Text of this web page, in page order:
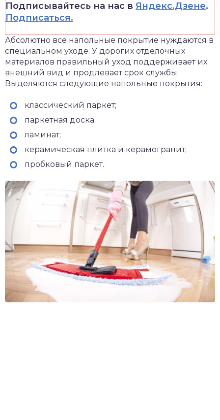
Подписывайтесь на нас в Яндекс.Дзене.
Подписаться.
Абсолютно все напольные покрытие нуждаются в
специальном уходе. У дорогих отделочных
материалов правильный уход поддерживает их
внешний вид и продлевает срок службы.
Выделяются следующие напольные покрытия:
классический паркет;
паркетная доска;
ламинат;
керамическая плитка и керамогранит;
пробковый паркет.